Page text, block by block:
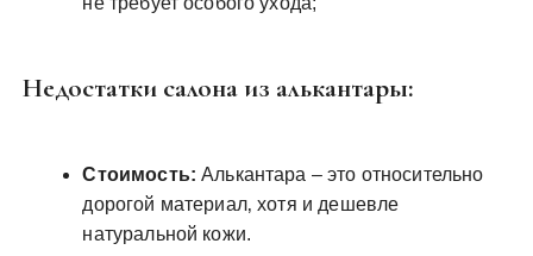
Недостатки салона из алькантары:
Стоимость: Алькантара – это относительно
дорогой материал‚ хотя и дешевле
натуральной кожи.